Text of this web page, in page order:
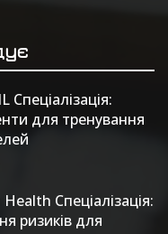
Спеціалізація:
для тренування
Спеціалізація:
ризиків для